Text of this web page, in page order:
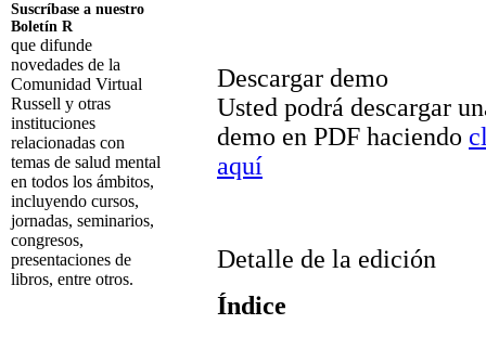
Suscríbase a nuestro
Boletín R
que difunde
novedades de la
Comunidad Virtual
Russell y otras
instituciones
relacionadas con
temas de salud mental
en todos los ámbitos,
incluyendo cursos,
jornadas, seminarios,
congresos,
presentaciones de
libros, entre otros.
Descargar demo
Usted podrá descargar
demo en PDF haciendo
aquí
Detalle de la edición
Índice